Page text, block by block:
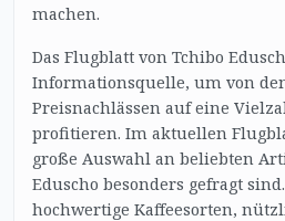
machen.
Das Flugblatt von Tchibo
Informationsquelle, um von
Preisnachlässen auf eine
profitieren. Im aktuellen
große Auswahl an beliebten
Eduscho besonders gefragt
hochwertige Kaffeesorten,